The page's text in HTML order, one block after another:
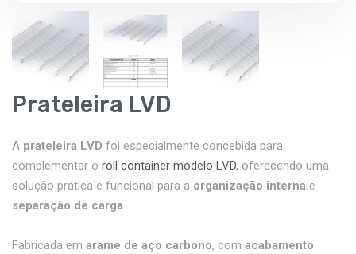
Prateleira LVD
A prateleira LVD foi especialmente concebida para
complementar o roll container modelo LVD, oferecendo uma
solução prática e funcional para a organização interna e
separação de carga.
Fabricada em arame de aço carbono, com acabamento